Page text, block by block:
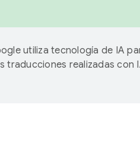
utiliza tecnología de IA
traducciones realizadas con